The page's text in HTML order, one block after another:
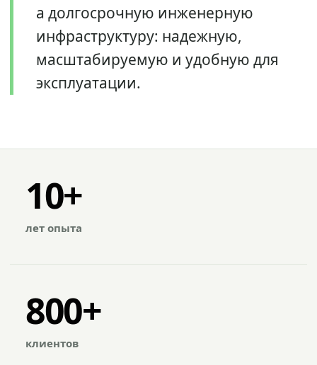
а долгосрочную инженерную
инфраструктуру: надежную,
масштабируемую и удобную для
эксплуатации.
10+
лет опыта
800+
клиентов